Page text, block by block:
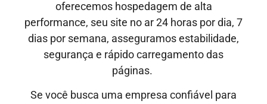
oferecemos hospedagem de alta
performance, seu site no ar24 horas por dia, 7
dias por semana, asseguramos estabilidade,
segurança e rápido carregamento das
páginas.
Se você busca uma empresa confiável para